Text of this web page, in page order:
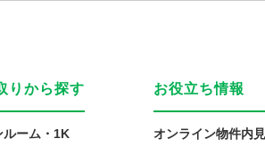
りから探す
ルーム・1K
お役立ち情報
オンライン物件内